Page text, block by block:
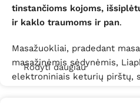
tinstančioms kojoms,
ir kaklo traumoms ir pan.
Masažuokliai, pradedant
masažinėmis sėdynėmis,
elektroniniais keturių pirštų,
Rodyti daugiau